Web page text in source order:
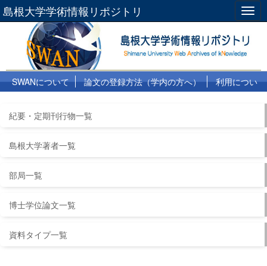
島根大学学術情報リポジトリ
SWANについて 論文の登録方法（学内の方へ）
利用につい
紀要・定期刊行物一覧
島根大学著者一覧
部局一覧
博士学位論文一覧
資料タイプ一覧